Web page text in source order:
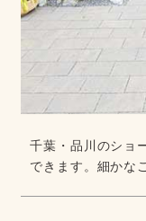
千葉・品川のショ
できます。細かな